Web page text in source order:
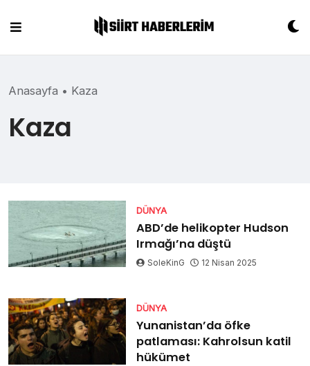
content
Anasayfa • Kaza
Kaza
DÜNYA
ABD’de helikopter Hudson
Irmağı’na düştü
SoleKinG 12 Nisan 2025
DÜNYA
Yunanistan’da öfke
patlaması: Kahrolsun katil
hükümet